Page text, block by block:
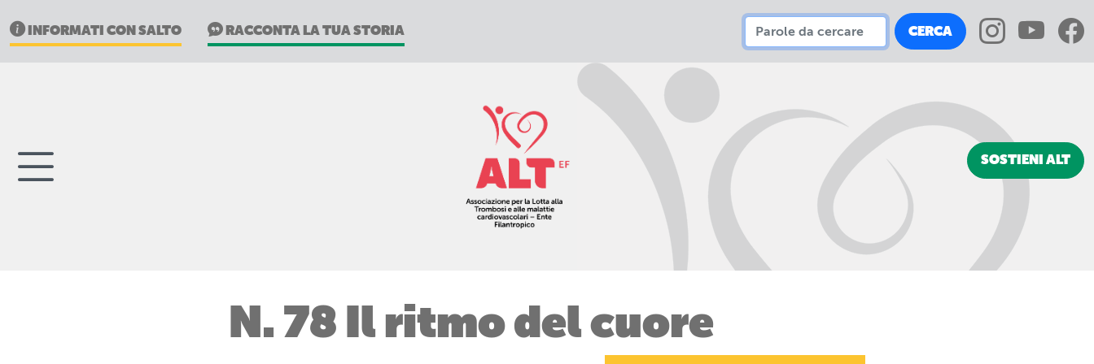
INFORMATI CON SALTO RACCONTA LA TUA STORIA CERCA
SOSTIENI ALT
N. 78 Il ritmo del cuore